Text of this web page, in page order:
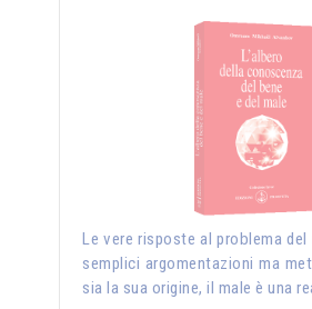
Le vere risposte al problema del
semplici argomentazioni ma
sia la sua origine, il male è una